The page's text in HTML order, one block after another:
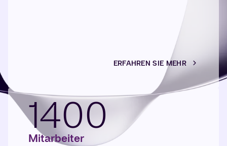
ERFAHREN SIE MEHR
1400
Mitarbeiter